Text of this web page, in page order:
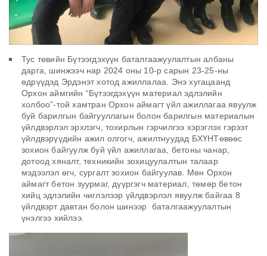
Тус төвийн Бүтээгдэхүүн баталгаажуулалтын албаны
дарга, шинжээч нар 2024 оны 10-р сарын 23-25-ны
өдрүүдэд Эрдэнэт хотод ажиллалаа. Энэ хугацаанд
Орхон аймгийн “Бүтээгдэхүүн материал эдлэлийн
холбоо”-той хамтран Орхон аймагт үйл ажиллагаа явуулж
буй барилгын байгууллагын болон барилгын материалын
үйлдвэрлэл эрхлэгч, тохирлын гэрчилгээ хэрэглэх гэрээт
үйлдвэрүүдийн ажил олгогч, ажилтнуудад БХҮНТөвөөс
зохион байгуулж буй үйл ажиллагаа, бетоны чанар,
дотоод хяналт, техникийн зохицуулалтын талаар
мэдээлэл өгч, сургалт зохион байгуулав. Мөн Орхон
аймагт бетон зуурмаг, дүүргэгч материал, төмөр бетон
хийц эдлэлийн чиглэлээр үйлдвэрлэл явуулж байгаа 8
үйлдвэрт давтан болон шинээр баталгаажуулалтын
үнэлгээ хийлээ.